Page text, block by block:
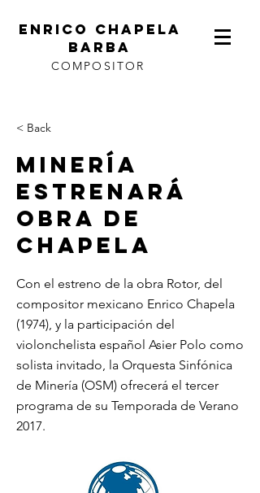
ENRICO CHAPELA
BARBA
COMPOSITOR
< Back
Minería
Estrenará
Obra De
Chapela
Con el estreno de la obra Rotor, del
compositor mexicano Enrico Chapela
(1974), y la participación del
violonchelista español Asier Polo como
solista invitado, la Orquesta Sinfónica
de Minería (OSM) ofrecerá el tercer
programa de su Temporada de Verano
2017.